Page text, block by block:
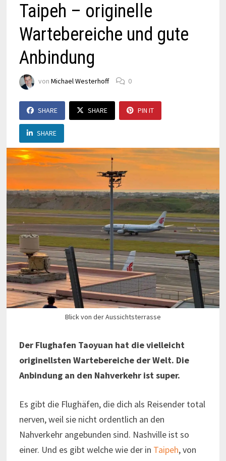
Taipeh – originelle
Wartebereiche und gute
Anbindung
von Michael Westerhoff 0
SHARE SHARE PIN IT
SHARE
Blick von der Aussichtsterrasse
Der Flughafen Taoyuan hat die vielleicht
originellsten Wartebereiche der Welt. Die
Anbindung an den Nahverkehr ist super.
Es gibt die Flughäfen, die dich als Reisender total
nerven, weil sie nicht ordentlich an den
Nahverkehr angebunden sind. Nashville ist so
einer. Und es gibt welche wie der in Taipeh, von